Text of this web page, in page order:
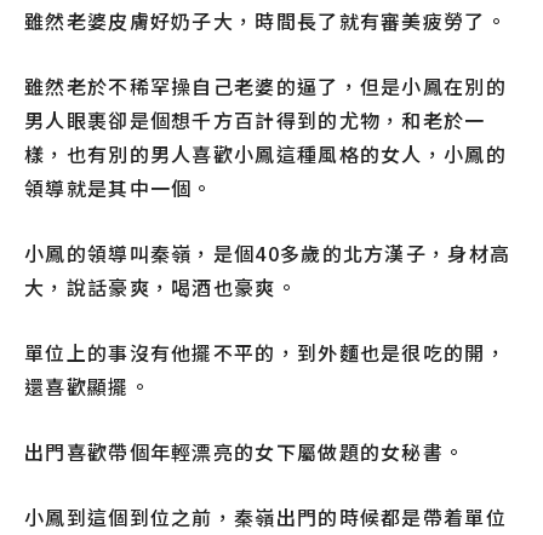
雖然老婆皮膚好奶子大，時間長了就有審美疲勞了。
雖然老於不稀罕操自己老婆的逼了，但是小鳳在別的
男人眼裹卻是個想千方百計得到的尤物，和老於一
樣，也有別的男人喜歡小鳳這種風格的女人，小鳳的
領導就是其中一個。
小鳳的領導叫秦嶺，是個40多歲的北方漢子，身材高
大，說話豪爽，喝酒也豪爽。
單位上的事沒有他擺不平的，到外麵也是很吃的開，
還喜歡顯擺。
出門喜歡帶個年輕漂亮的女下屬做題的女秘書。
小鳳到這個到位之前，秦嶺出門的時候都是帶着單位